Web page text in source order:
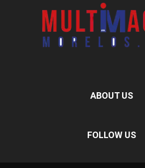
ABOUT US
FOLLOW US